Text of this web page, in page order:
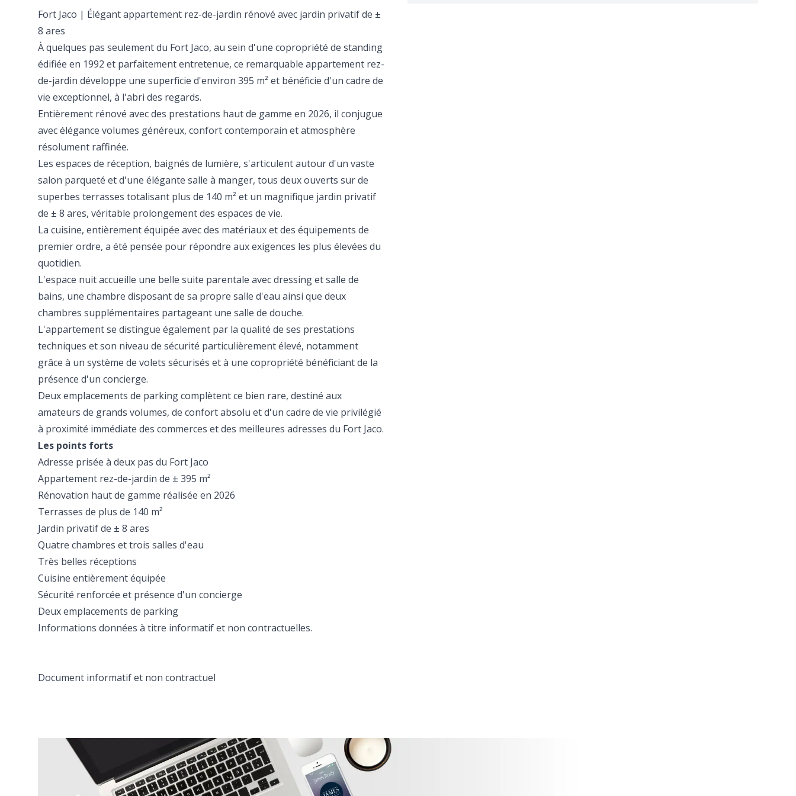
Fort Jaco | Élégant appartement rez-de-jardin rénové avec jardin privatif de ±
8 ares
À quelques pas seulement du Fort Jaco, au sein d'une copropriété de standing
édifiée en 1992 et parfaitement entretenue, ce remarquable appartement rez-
de-jardin développe une superficie d'environ 395 m² et bénéficie d'un cadre de
vie exceptionnel, à l'abri des regards.
Entièrement rénové avec des prestations haut de gamme en 2026, il conjugue
avec élégance volumes généreux, confort contemporain et atmosphère
résolument raffinée.
Les espaces de réception, baignés de lumière, s'articulent autour d'un vaste
salon parqueté et d'une élégante salle à manger, tous deux ouverts sur de
superbes terrasses totalisant plus de 140 m² et un magnifique jardin privatif
de ± 8 ares, véritable prolongement des espaces de vie.
La cuisine, entièrement équipée avec des matériaux et des équipements de
premier ordre, a été pensée pour répondre aux exigences les plus élevées du
quotidien.
L'espace nuit accueille une belle suite parentale avec dressing et salle de
bains, une chambre disposant de sa propre salle d'eau ainsi que deux
chambres supplémentaires partageant une salle de douche.
L'appartement se distingue également par la qualité de ses prestations
techniques et son niveau de sécurité particulièrement élevé, notamment
grâce à un système de volets sécurisés et à une copropriété bénéficiant de la
présence d'un concierge.
Deux emplacements de parking complètent ce bien rare, destiné aux
amateurs de grands volumes, de confort absolu et d'un cadre de vie privilégié
à proximité immédiate des commerces et des meilleures adresses du Fort Jaco.
Les points forts
Adresse prisée à deux pas du Fort Jaco
Appartement rez-de-jardin de ± 395 m²
Rénovation haut de gamme réalisée en 2026
Terrasses de plus de 140 m²
Jardin privatif de ± 8 ares
Quatre chambres et trois salles d'eau
Très belles réceptions
Cuisine entièrement équipée
Sécurité renforcée et présence d'un concierge
Deux emplacements de parking
Informations données à titre informatif et non contractuelles.
Document informatif et non contractuel